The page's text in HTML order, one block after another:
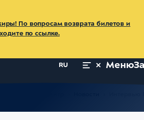
По вопросам возврата билетов и
по ссылке.
RU Меню